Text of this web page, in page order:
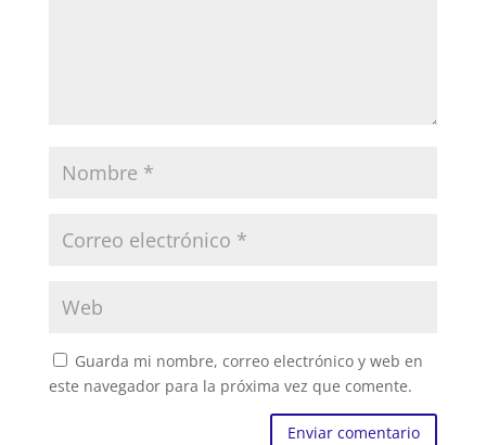
Guarda mi nombre, correo electrónico y web en
este navegador para la próxima vez que comente.
Enviar comentario